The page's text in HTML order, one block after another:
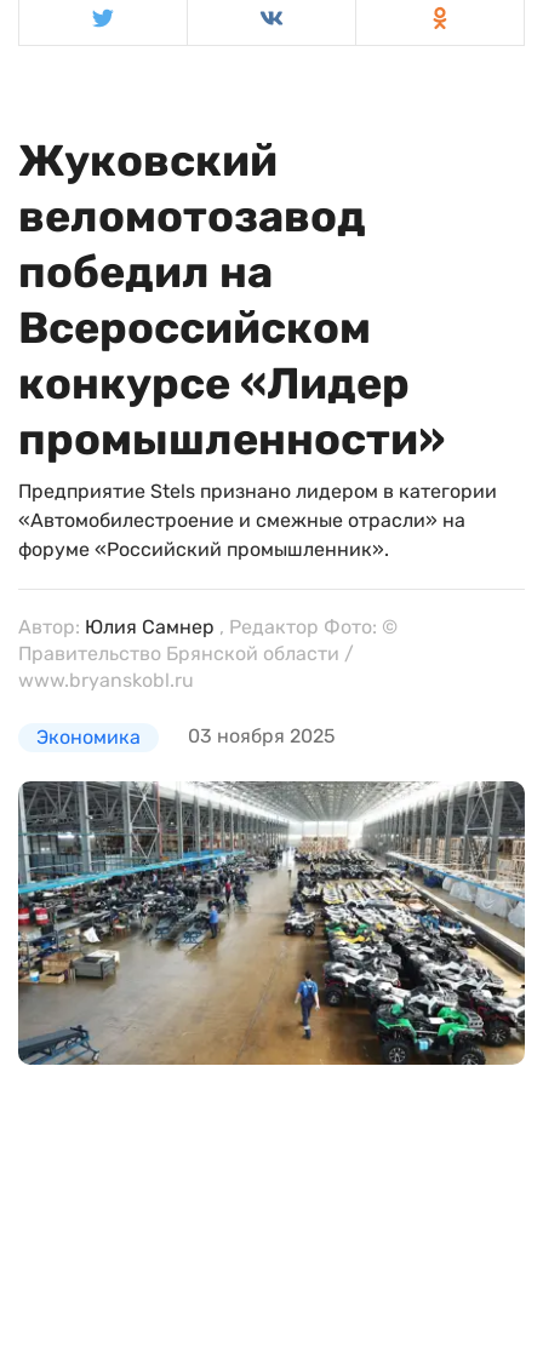
Жуковский
веломотозавод
победил на
Всероссийском
конкурсе «Лидер
промышленности»
Предприятие Stels признано лидером в категории
«Автомобилестроение и смежные отрасли» на
форуме «Российский промышленник».
Автор: Юлия Самнер , Редактор Фото: ©
Правительство Брянской области /
www.bryanskobl.ru
Экономика 03 ноября 2025